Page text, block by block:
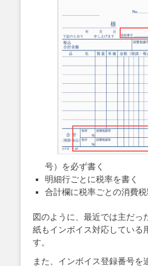
号）を必ず書く
明細行ごとに税率を書く
合計欄に税率ごとの消費
図のように、最近では主だっ
紙もインボイス対応している
す。
また、インボイス登録番号を